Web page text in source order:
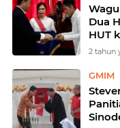
Dua
HUT
2 tahun
GMIM